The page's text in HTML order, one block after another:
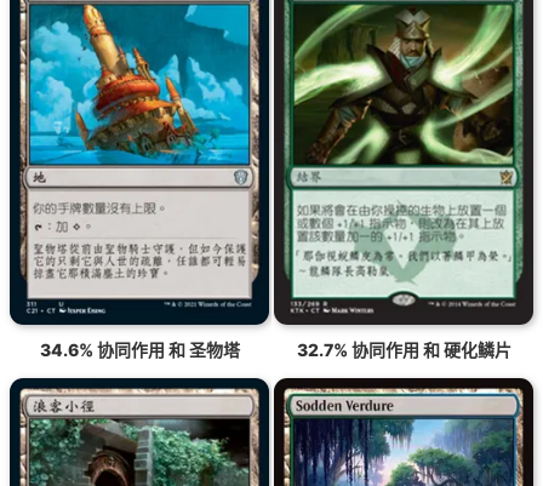
34.6% 协同作用 和 圣物塔 32.7% 协同作用 和 硬化鳞片